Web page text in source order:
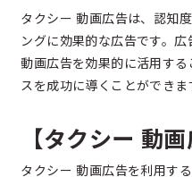
タクシー 動画広告は、認知
ングに効果的な広告です。
動画広告を効果的に活用す
スを成功に導くことができま
【タクシー 動
タクシー 動画広告を利用す